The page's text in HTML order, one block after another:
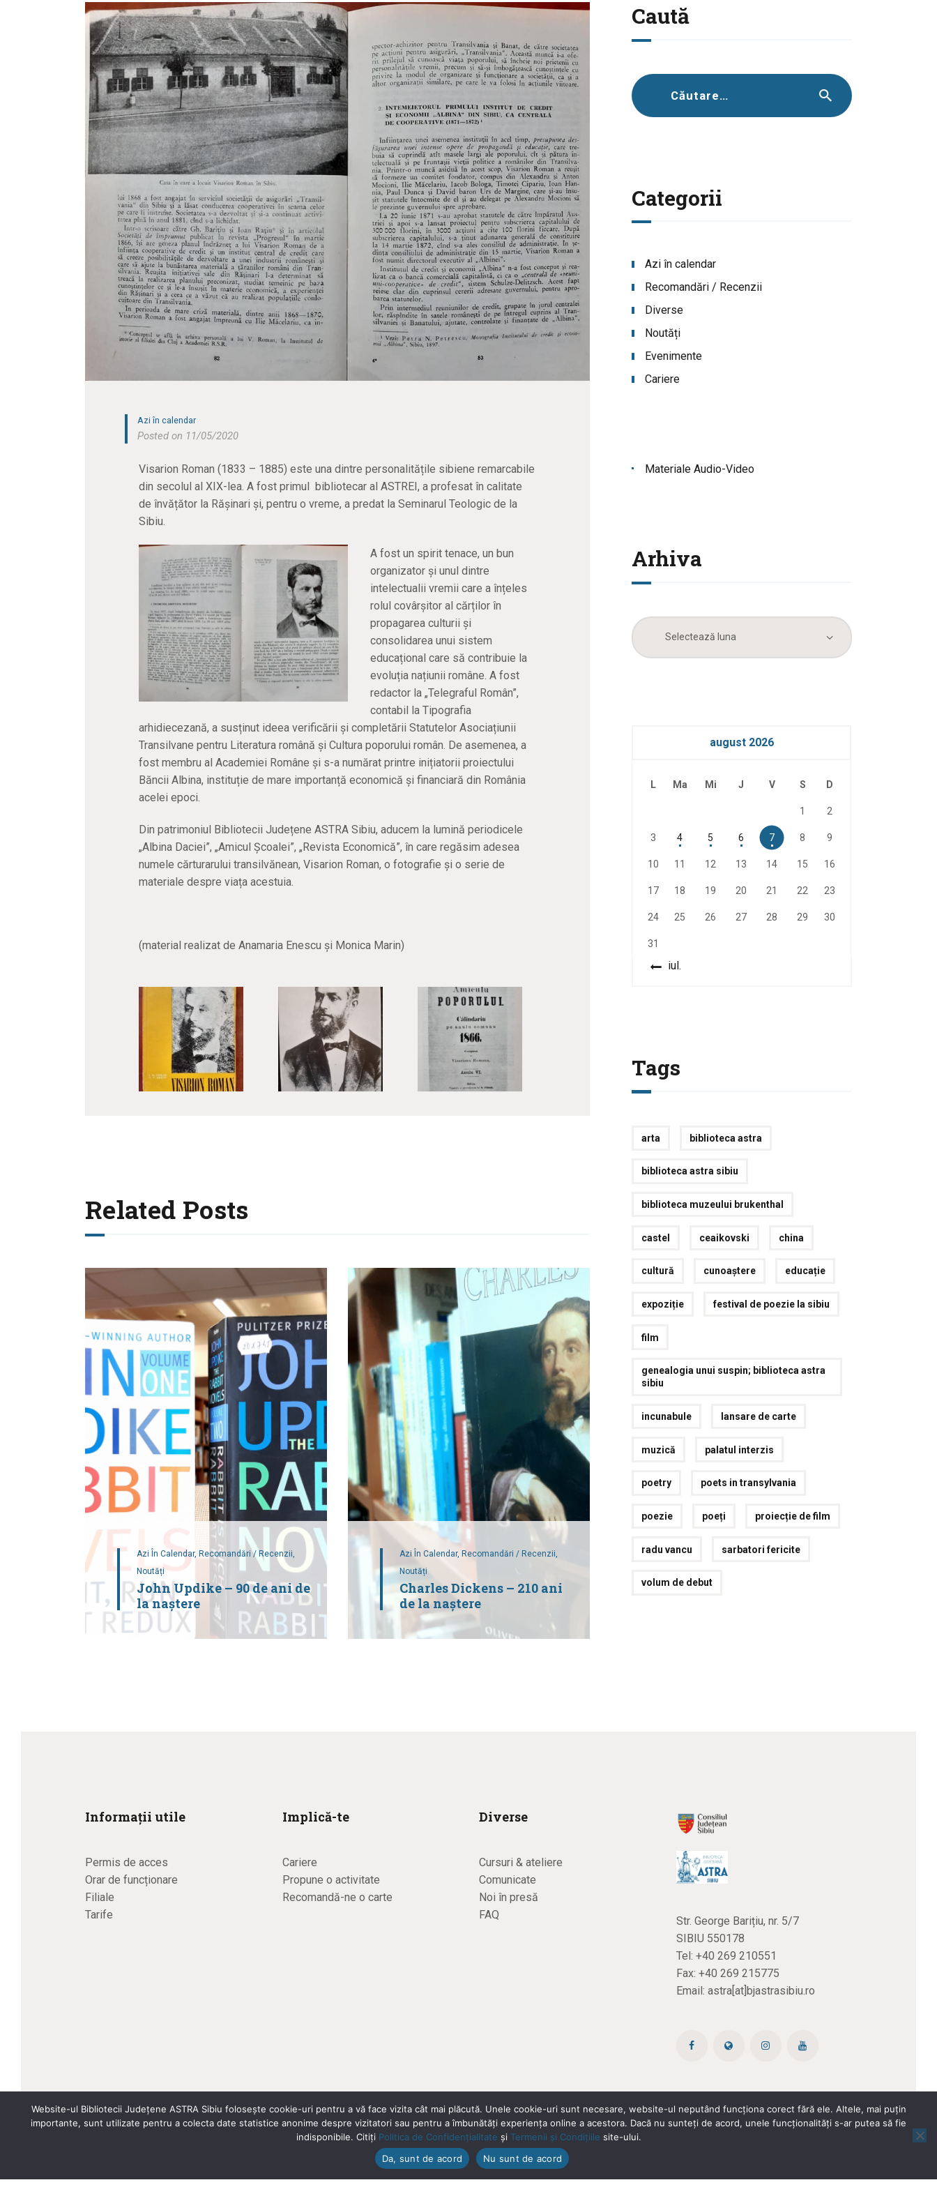
Azi în calendar
Posted on 11/05/2020
Visarion Roman (1833 – 1885) este una dintre personalitățile sibiene remarcabile
din secolul al XIX-lea. A fost primul bibliotecar al ASTREI, a profesat în calitate
de învățător la Rășinari și, pentru o vreme, a predat la Seminarul Teologic de la
Sibiu.
A fost un spirit tenace, un bun
organizator și unul dintre
intelectualii vremii care a înțeles
rolul covârșitor al cărților în
propagarea culturii și
consolidarea unui sistem
educațional care să contribuie la
evoluția națiunii române. A fost
redactor la „Telegraful Român”,
contabil la Tipografia
arhidiecezană, a susținut ideea verificării și completării Statutelor Asociațiunii
Transilvane pentru Literatura română și Cultura poporului român. De asemenea, a
fost membru al Academiei Române și s-a numărat printre inițiatorii proiectului
Băncii Albina, instituție de mare importanță economică și financiară din România
acelei epoci.
Din patrimoniul Bibliotecii Județene ASTRA Sibiu, aducem la lumină periodicele
„Albina Daciei”, „Amicul Școalei”, „Revista Economică”, în care regăsim adesea
numele cărturarului transilvănean, Visarion Roman, o fotografie și o serie de
materiale despre viața acestuia.
(material realizat de Anamaria Enescu și Monica Marin)
Related Posts
Azi În Calendar, Recomandări / Recenzii,
Noutăți
John Updike – 90 de ani de
la naștere
Azi În Calendar, Recomandări / Recenzii,
Noutăți
Charles Dickens – 210 ani
de la naștere
Caută
Caută
după:
Categorii
Azi în calendar
Recomandări / Recenzii
Diverse
Noutăți
Evenimente
Cariere
Materiale Audio-Video
Arhiva
Arhiva
august 2026
L Ma Mi J V S D
1 2
3 4 5 6 7 8 9
10 11 12 13 14 15 16
17 18 19 20 21 22 23
24 25 26 27 28 29 30
31
« iul.
Tags
arta biblioteca astra
biblioteca astra sibiu
biblioteca muzeului brukenthal
castel ceaikovski china
cultură cunoaștere educație
expoziție festival de poezie la sibiu
film
genealogia unui suspin; biblioteca astra
sibiu
incunabule lansare de carte
muzică palatul interzis
poetry poets in transylvania
poezie poeți proiecție de film
radu vancu sarbatori fericite
volum de debut
Informații utile
Permis de acces
Orar de funcționare
Filiale
Tarife
Implică-te
Cariere
Propune o activitate
Recomandă-ne o carte
Diverse
Cursuri & ateliere
Comunicate
Noi în presă
FAQ
Str. George Barițiu, nr. 5/7
SIBIU 550178
Tel: +40 269 210551
Fax: +40 269 215775
Email: astra[at]bjastrasibiu.ro
Site creat de ROPARDO(și noi cărțile) Politica de confidențialitate|Termeni și condiții Copyright © 2026 Biblioteca Județeană ASTRA Sibiu
Website-ul Bibliotecii Județene ASTRA Sibiu folosește cookie-uri pentru a vă face vizita cât mai plăcută. Unele cookie-uri sunt necesare, website-ul neputând funcționa corect fără ele. Altele, mai puțin
importante, sunt utilizate pentru a colecta date statistice anonime despre vizitatori sau pentru a îmbunătăți experiența online a acestora. Dacă nu sunteți de acord, unele funcționalități s-ar putea să fie
indisponibile. Citiți Politica de Confidențialitate și Termenii și Condițiile site-ului.
Da, sunt de acord
Nu sunt de acord